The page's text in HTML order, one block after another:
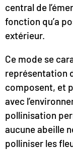
central de
fonction qu’a
extérieur.
Ce mode se
représentation
composent, et
avec
pollinisation
aucune abeille
polliniser les